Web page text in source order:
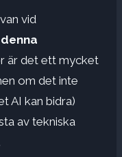
vid
är det ett mycket
om det inte
AI kan bidra)
av tekniska